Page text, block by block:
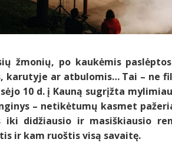
žmonių, po kaukėmis
karutyje ar atbulomis… Tai – ne
10 d. į Kauną sugrįžta
– netikėtumų kasmet
iki didžiausio ir masiškiausio
ir kam ruoštis visą savaitę.